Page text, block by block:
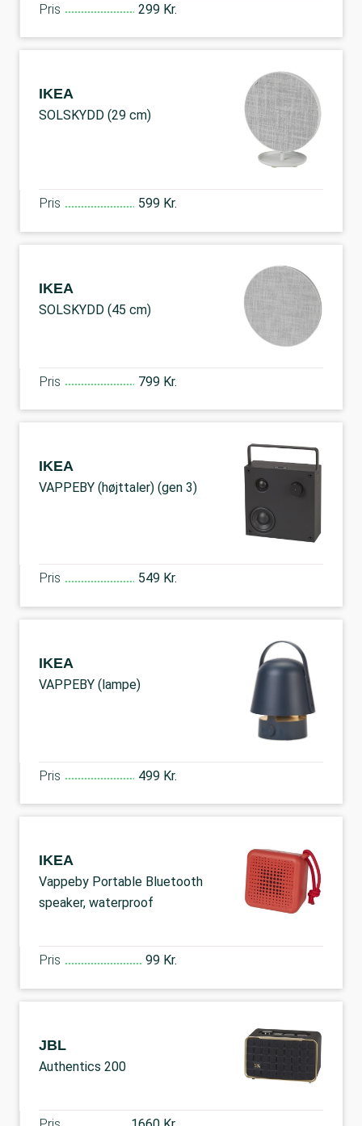
Pris 299 Kr.
IKEA
SOLSKYDD (29 cm)
Pris 599 Kr.
IKEA
SOLSKYDD (45 cm)
Pris 799 Kr.
IKEA
VAPPEBY (højttaler) (gen 3)
Pris 549 Kr.
IKEA
VAPPEBY (lampe)
Pris 499 Kr.
IKEA
Vappeby Portable Bluetooth
speaker, waterproof
Pris 99 Kr.
JBL
Authentics 200